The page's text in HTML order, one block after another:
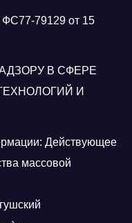
79129 от 15
В СФЕРЕ
И
Действующее
массовой